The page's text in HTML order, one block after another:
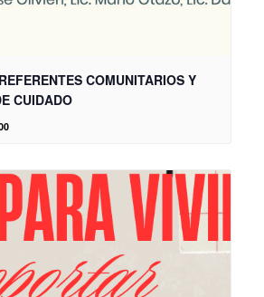
COMUNITARIOS Y
CUIDADO